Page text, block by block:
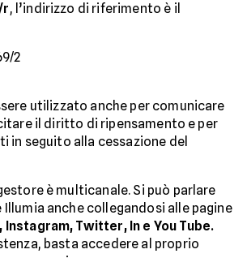
r, l’indirizzo di riferimento è il
2
utilizzato anche per comunicare
il diritto di ripensamento e per
seguito alla cessazione del
è multicanale. Si può parlare
anche collegandosi alle pagine
Instagram, Twitter, In e You Tube.
basta accedere al proprio